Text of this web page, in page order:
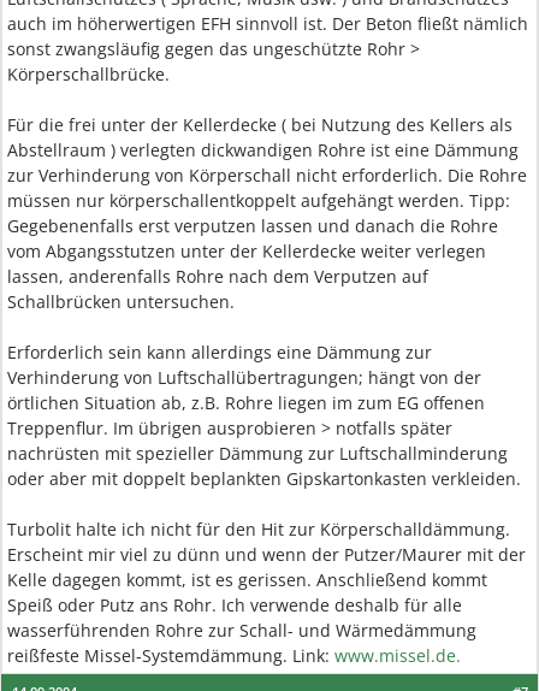
auch im höherwertigen EFH sinnvoll ist. Der Beton fließt nämlich
sonst zwangsläufig gegen das ungeschützte Rohr >
Körperschallbrücke.
Für die frei unter der Kellerdecke ( bei Nutzung des Kellers als
Abstellraum ) verlegten dickwandigen Rohre ist eine Dämmung
zur Verhinderung von Körperschall nicht erforderlich. Die Rohre
müssen nur körperschallentkoppelt aufgehängt werden. Tipp:
Gegebenenfalls erst verputzen lassen und danach die Rohre
vom Abgangsstutzen unter der Kellerdecke weiter verlegen
lassen, anderenfalls Rohre nach dem Verputzen auf
Schallbrücken untersuchen.
Erforderlich sein kann allerdings eine Dämmung zur
Verhinderung von Luftschallübertragungen; hängt von der
örtlichen Situation ab, z.B. Rohre liegen im zum EG offenen
Treppenflur. Im übrigen ausprobieren > notfalls später
nachrüsten mit spezieller Dämmung zur Luftschallminderung
oder aber mit doppelt beplankten Gipskartonkasten verkleiden.
Turbolit halte ich nicht für den Hit zur Körperschalldämmung.
Erscheint mir viel zu dünn und wenn der Putzer/Maurer mit der
Kelle dagegen kommt, ist es gerissen. Anschließend kommt
Speiß oder Putz ans Rohr. Ich verwende deshalb für alle
wasserführenden Rohre zur Schall- und Wärmedämmung
reißfeste Missel-Systemdämmung. Link: www.missel.de.